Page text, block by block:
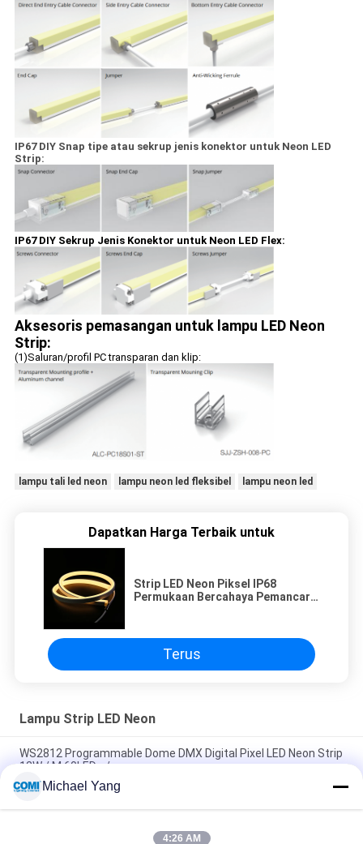
IP67 DIY Snap tipe atau sekrup jenis konektor untuk Neon LED
Strip:
IP67 DIY Sekrup Jenis Konektor untuk Neon LED Flex:
Aksesoris pemasangan untuk lampu LED Neon
Strip:
(1)Saluran/profil PC transparan dan klip:
lampu tali led neon lampu neon led fleksibel lampu neon led
Dapatkan Harga Terbaik untuk
Strip LED Neon Piksel IP68
Permukaan Bercahaya Pemancar 3
Terus
Lampu Strip LED Neon
WS2812 Programmable Dome DMX Digital Pixel LED Neon Strip
12W / M 60LEDs / m
IP68 Untuk Dekorasi Outline Outline
Michael Yang
4:26 AM